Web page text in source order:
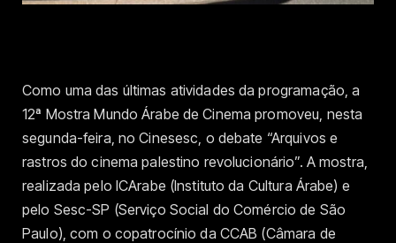
Como uma das últimas atividades da programação, a
12ª Mostra Mundo Árabe de Cinema promoveu, nesta
segunda-feira, no Cinesesc, o debate “Arquivos e
rastros do cinema palestino revolucionário”. A mostra,
realizada pelo ICArabe (Instituto da Cultura Árabe) e
pelo Sesc-SP (Serviço Social do Comércio de São
Paulo), com o copatrocínio da CCAB (Câmara de